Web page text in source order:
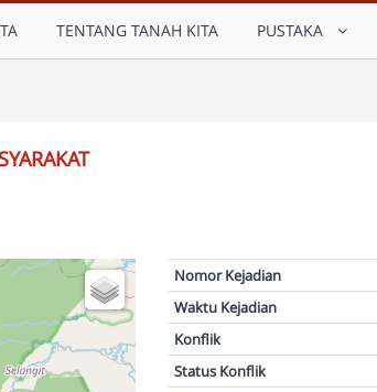
TENTANG TANAH KITA PUSTAKA
Nomor Kejadian
Waktu Kejadian
Konflik
Status Konflik